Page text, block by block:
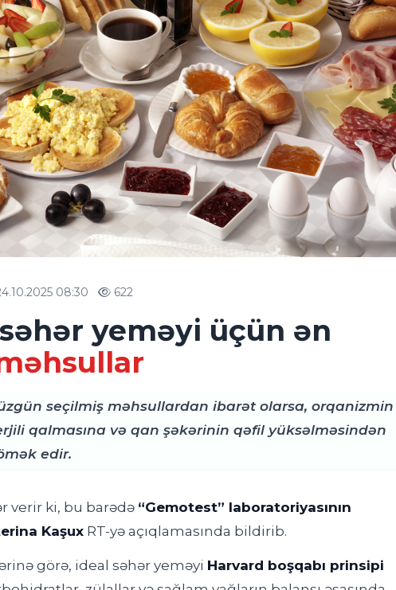
08:30 622
yeməyi üçün ən
seçilmiş məhsullardan ibarət olarsa, orqanizmin
qalmasına və qan şəkərinin qəfil yüksəlməsindən
edir.
verir ki, bu barədə “Gemotest” laboratoriyasının
Kaşux RT-yə açıqlamasında bildirib.
görə, ideal səhər yeməyi Harvard boşqabı prinsipi